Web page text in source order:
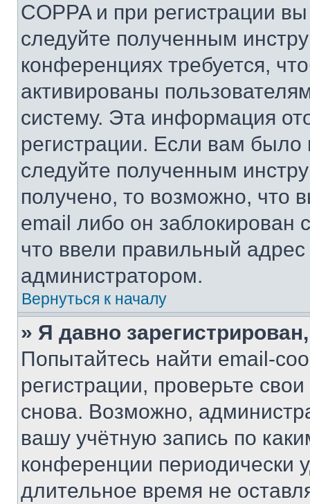
COPPA и при регистрации
следуйте полученным
конференциях требуется,
активированы
систему. Эта информация
регистрации. Если вам
следуйте полученным
получено, то возможно, что
email либо он
что ввели правильный адрес
администратором.
Вернуться к началу
» Я давно
Попытайтесь найти email-
регистрации, проверьте
снова. Возможно,
вашу учётную запись по
конференции периодически
длительное время не